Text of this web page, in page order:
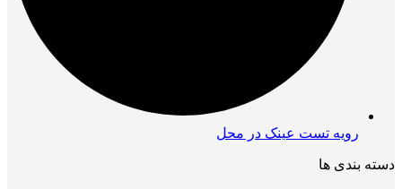
رویه تست عینک در محل
دسته بندی ها